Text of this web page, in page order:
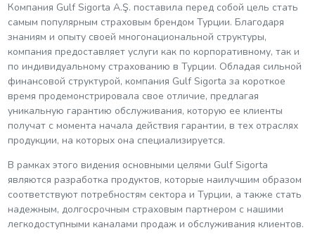
Компания Gulf Sigorta A.Ş. поставила перед собой цель стать
самым популярным страховым брендом Турции. Благодаря
знаниям и опыту своей многонациональной структуры,
компания предоставляет услуги как по корпоративному, так и
по индивидуальному страхованию в Турции. Обладая сильной
финансовой структурой, компания Gulf Sigorta за короткое
время продемонстрировала свое отличие, предлагая
уникальную гарантию обслуживания, которую ее клиенты
получат с момента начала действия гарантии, в тех отраслях
продукции, на которых она специализируется.
В рамках этого видения основными целями Gulf Sigorta
являются разработка продуктов, которые наилучшим образом
соответствуют потребностям сектора и Турции, а также стать
надежным, долгосрочным страховым партнером с нашими
легкодоступными каналами продаж и обслуживания клиентов.